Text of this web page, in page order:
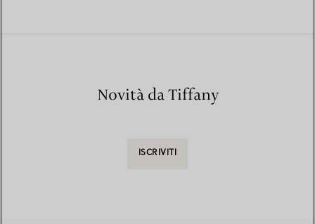
Novità da Tiffany
ISCRIVITI